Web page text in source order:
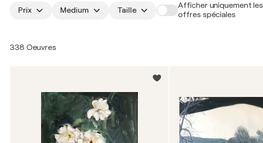
Prix Medium Taille
Afficher uniquement les
offres spéciales
338 Oeuvres